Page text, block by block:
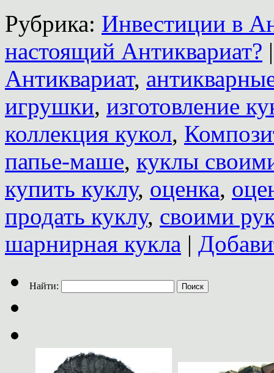
Рубрика: Инвестиции в
настоящий Антиквариат? |
Антиквариат,
игрушки, изготовление
коллекция кукол,
папье-маше, куклы
купить куклу, оценка,
продать куклу, своими
шарнирная кукла |
Найти: